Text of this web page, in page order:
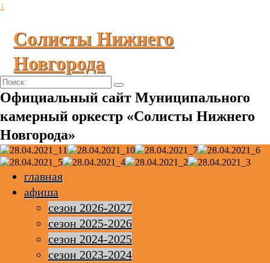
↓
Солисты Нижнего
Новгорода
Поиск:
Официальный сайт Муниципального
камерный оркестр «Солисты Нижнего
Новгорода»
главная
афиша
сезон 2026-2027
сезон 2025-2026
сезон 2024-2025
сезон 2023-2024